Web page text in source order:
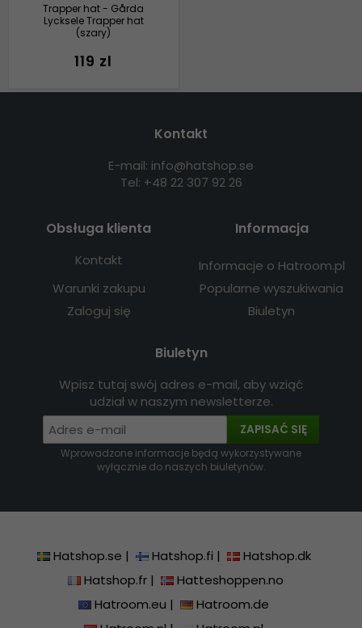
Trapper hat - Gårda
Lycksele Trapper hat
(szary)
119 zl
Kontakt
E-mail: info@hatshop.se
Tel: +48 22 307 92 26
Obsługa klienta
Kontakt
Warunki zakupu
Zaloguj się
Informacja
Informacje o Hatroom.pl
Popularne wyszukiwania
Biuletyn
Biuletyn
Wpisz tutaj swój adres e-mail, aby wziąć
udział w naszym newsletterze.
ZAPISAĆ SIĘ
Wprowadzone informacje będą wykorzystywane
wyłącznie do naszych biuletynów.
Hatshop.se | Hatshop.fi |
Hatshop.dk
Hatshop.fr|
Hatteshoppen.no
Hatroom.eu |
Hatroom.de